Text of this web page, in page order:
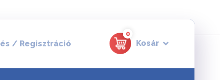
Kosár
0
/ Regisztráció
Search